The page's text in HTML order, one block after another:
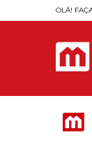
OLÁ!